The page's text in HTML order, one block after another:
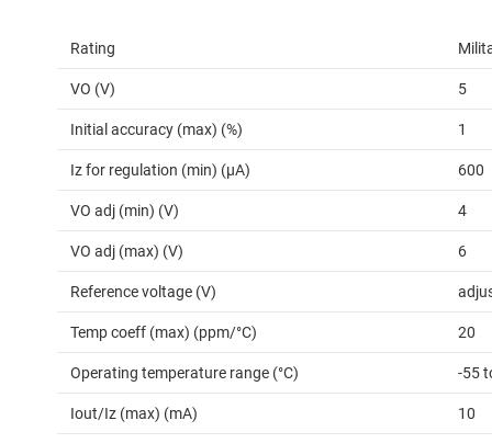
Rating
VO (V) 5
Initial accuracy (max) (%) 1
Iz for regulation (min) (µA) 600
VO adj (min) (V) 4
VO adj (max) (V) 6
Reference voltage (V)
Temp coeff (max) (ppm/°C) 20
Operating temperature range (°C) -55
Iout/Iz (max) (mA) 10